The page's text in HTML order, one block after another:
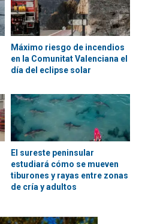
Máximo riesgo de incendios
en la Comunitat Valenciana el
día del eclipse solar
El sureste peninsular
estudiará cómo se mueven
tiburones y rayas entre zonas
de cría y adultos